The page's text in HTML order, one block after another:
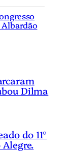
Albardão
Dilma
do 11°